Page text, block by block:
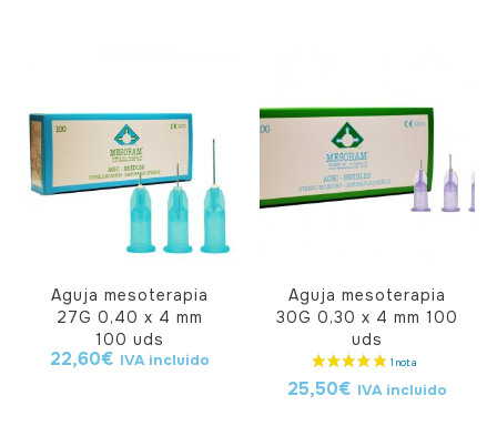
Aguja mesoterapia
27G 0,40 x 4 mm
100 uds
22,60€ IVA incluido
Aguja mesoterapia
30G 0,30 x 4 mm 100
uds
25,50€ IVA incluido